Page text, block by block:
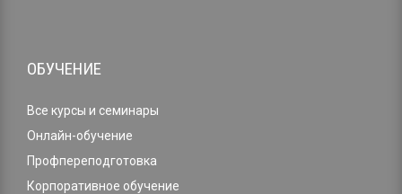
ОБУЧЕНИЕ
Все курсы и семинары
Онлайн-обучение
Профпереподготовка
Корпоративное обучение